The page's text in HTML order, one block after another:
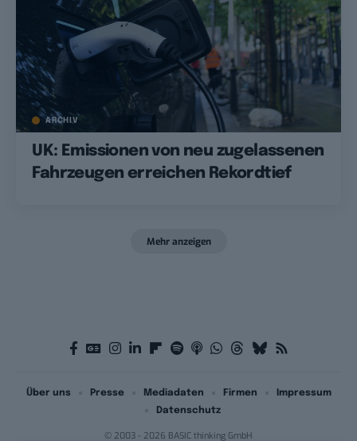
ARCHIV
UK: Emissionen von neu zugelassenen
Fahrzeugen erreichen Rekordtief
Mehr anzeigen
© 2003 - 2026 BASIC thinking GmbH
Über uns Presse Mediadaten Firmen
Impressum
Datenschutz